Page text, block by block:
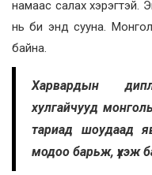
намаас салах хэрэгтэй.
нь би энд сууна.
байна.
Харвардын
хулгайчууд
тариад шоудаад
модоо барьж, үхэж